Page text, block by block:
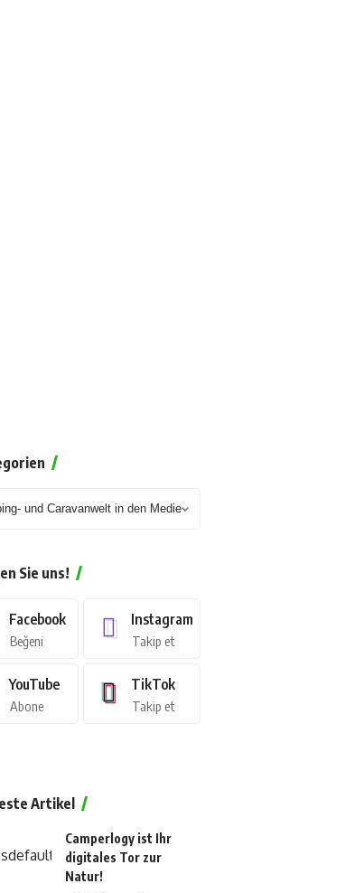
Sie uns!
Facebook
Beğeni
Instagram
Takip et
YouTube
Abone
TikTok
Takip et
Artikel
Camperlogy ist Ihr
digitales Tor zur
Natur!